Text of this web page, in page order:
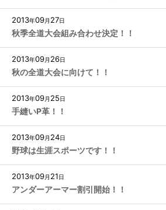
2013年09月 27日
秋季全道大会組み合わせ決定！！
2013年09月 26日
秋の全道大会に向けて！！
2013年09月 25日
手縫いP革！！
2013年09月 24日
野球は生涯スポーツです！！
2013年09月 21日
アンダーアーマー割引開始！！